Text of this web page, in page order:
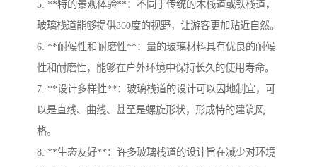
5. **特的景观体验**：不同于传统的木栈道或铁栈道，
玻璃栈道能够提供360度的视野，让游客更加贴近自然。
6. **耐候性和耐磨性**：量的玻璃材料具有优良的耐候
性和耐磨性，能够在户外环境中保持长久的使用寿命。
7. **设计多样性**：玻璃栈道的设计可以因地制宜，可
以是直线、曲线、甚至是螺旋形状，形成特的建筑风
格。
8. **生态友好**：许多玻璃栈道的设计旨在减少对环境